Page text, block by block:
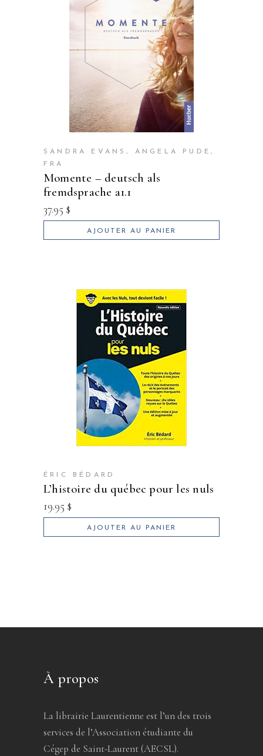
SANDRA EVANS, ANGELA PUDE,
FRA
momente – deutsch als
fremdsprache a1.1
37.95 $
AJOUTER AU PANIER
ÉRIC BÉDARD
l’histoire du québec pour les nuls
19.95 $
AJOUTER AU PANIER
À propos
La librairie Laurentienne est l’un des trois
services de l’Association étudiante du
Cégep de Saint-Laurent (AECSL).